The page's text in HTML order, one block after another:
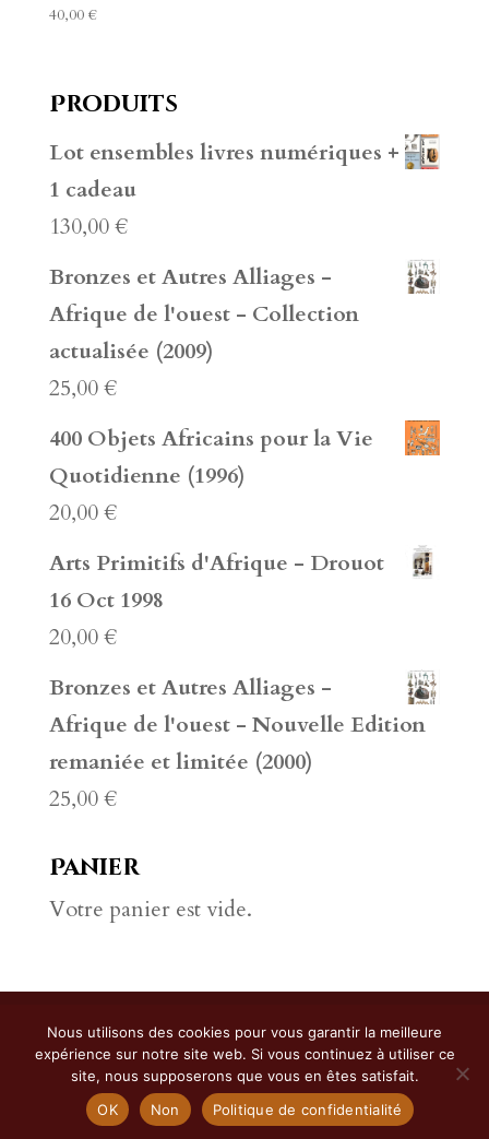
40,00 €
Produits
Lot ensembles livres numériques +
1 cadeau
130,00€
Bronzes et Autres Alliages -
Afrique de l'ouest - Collection
actualisée (2009)
25,00€
400 Objets Africains pour la Vie
Quotidienne (1996)
20,00€
Arts Primitifs d'Afrique - Drouot
16 Oct 1998
20,00€
Bronzes et Autres Alliages -
Afrique de l'ouest - Nouvelle Edition
remaniée et limitée (2000)
25,00€
Panier
Votre panier est vide.
Copyright ©2026 Harlone | développé
parid-créacom-Conditions
générales de vente et mentions légales
Nous utilisons des cookies pour vous garantir la meilleure
expérience sur notre site web. Si vous continuez à utiliser ce
site, nous supposerons que vous en êtes satisfait.
OK
Non Politique de confidentialité